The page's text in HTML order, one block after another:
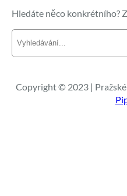
Hledáte něco konkrétního?
Copyright © 2023 |